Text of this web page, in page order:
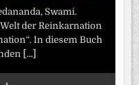
Swami.
der Reinkarnation
In diesem Buch
[...]